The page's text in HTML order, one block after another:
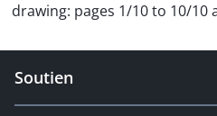
drawing: pages 1/10 to 10/10
Soutien